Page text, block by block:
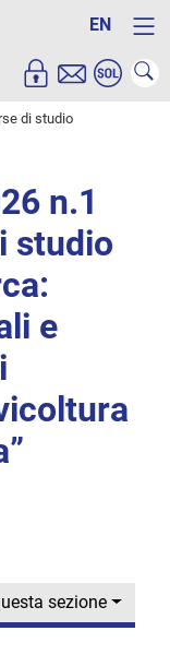
EN
di studio
n.1
studio
e
sezione